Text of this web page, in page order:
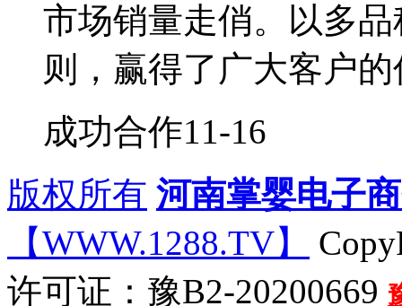
市场销量走俏。以多
则，赢得了广大客户
成功合作11-16
版权所有 河南掌婴电子
【WWW.1288.TV】
许可证：豫B2-20200669